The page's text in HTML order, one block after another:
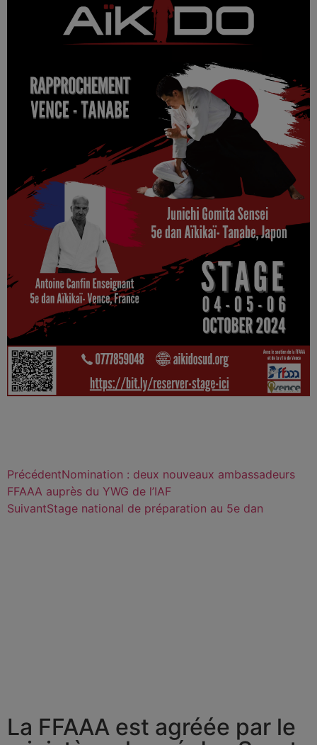
PrécédentNomination : deux nouveaux ambassadeurs
FFAAA auprès du YWG de l’IAF
SuivantStage national de préparation au 5e dan
La FFAAA est agréée par le